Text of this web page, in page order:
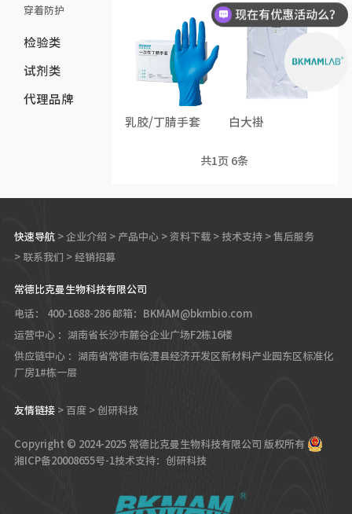
穿着防护
检验类
试剂类
代理品牌
乳胶/丁腈手套 白大褂
共1页 6条
快速导航 > 企业介绍 > 产品中心 > 资料下载 > 技术支持 > 售后服务
> 联系我们 > 经销招募
常德比克曼生物科技有限公司
电话： 400-1688-286邮箱：BKMAM@bkmbio.com
运营中心 ：湖南省长沙市麓谷企业广场F2栋16楼
供应链中心 ：湖南省常德市临澧县经济开发区新材料产业园东区标准化
厂房1#栋一层
友情链接 > 百度 > 创研科技
Copyright © 2024-2025 常德比克曼生物科技有限公司 版权所有
湘ICP备20008655号-1 技术支持：创研科技
现在有优惠活动么？